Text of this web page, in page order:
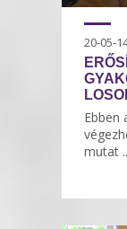
20-05-
Ebben
mutat